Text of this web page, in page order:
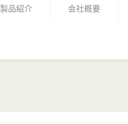
製品紹介 会社概要